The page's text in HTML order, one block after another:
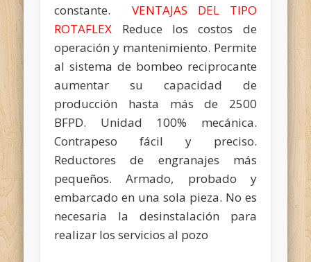
constante. VENTAJAS DEL TIPO
ROTAFLEX Reduce los costos de
operación y mantenimiento. Permite
al sistema de bombeo reciprocante
aumentar su capacidad de
producción hasta más de 2500
BFPD. Unidad 100% mecánica.
Contrapeso fácil y preciso.
Reductores de engranajes más
pequeños. Armado, probado y
embarcado en una sola pieza. No es
necesaria la desinstalación para
realizar los servicios al pozo